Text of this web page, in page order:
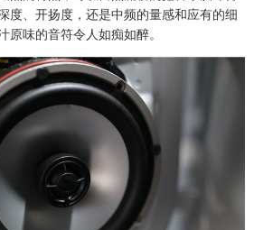
度、开扬度，还是中频的量感和应有的细
味的音符令人如痴如醉。